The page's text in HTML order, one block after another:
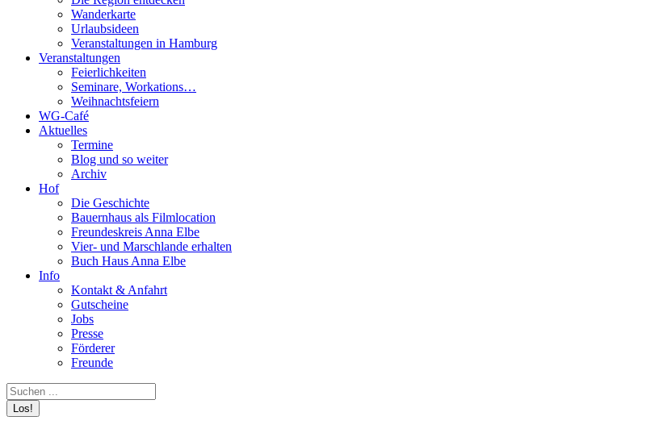
Wanderkarte
Urlaubsideen
Veranstaltungen in Hamburg
Veranstaltungen
Feierlichkeiten
Seminare, Workations…
Weihnachtsfeiern
WG-Café
Aktuelles
Termine
Blog und so weiter
Archiv
Hof
Die Geschichte
Bauernhaus als Filmlocation
Freundeskreis Anna Elbe
Vier- und Marschlande erhalten
Buch Haus Anna Elbe
Info
Kontakt & Anfahrt
Gutscheine
Jobs
Presse
Förderer
Freunde
Search: